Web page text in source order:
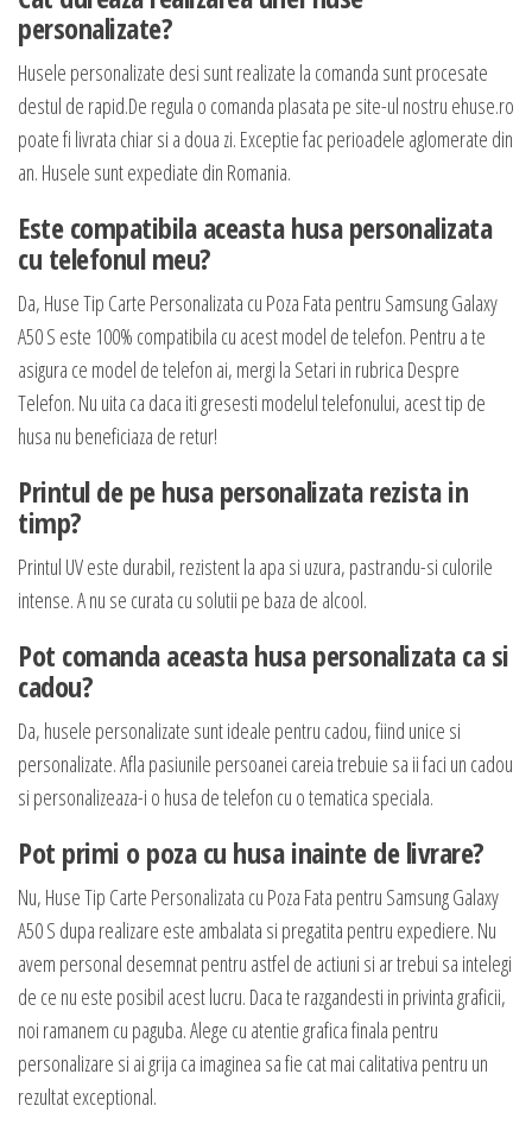
personalizate?
Husele personalizate desi sunt realizate la comanda sunt procesate
destul de rapid.De regula o comanda plasata pe site-ul nostru ehuse.ro
poate fi livrata chiar si a doua zi. Exceptie fac perioadele aglomerate din
an. Husele sunt expediate din Romania.
Este compatibila aceasta husa personalizata
cu telefonul meu?
Da, Huse Tip Carte Personalizata cu Poza Fata pentru Samsung Galaxy
A50 S este 100% compatibila cu acest model de telefon. Pentru a te
asigura ce model de telefon ai, mergi la Setari in rubrica Despre
Telefon. Nu uita ca daca iti gresesti modelul telefonului, acest tip de
husa nu beneficiaza de retur!
Printul de pe husa personalizata rezista in
timp?
Printul UV este durabil, rezistent la apa si uzura, pastrandu-si culorile
intense. A nu se curata cu solutii pe baza de alcool.
Pot comanda aceasta husa personalizata ca si
cadou?
Da, husele personalizate sunt ideale pentru cadou, fiind unice si
personalizate. Afla pasiunile persoanei careia trebuie sa ii faci un cadou
si personalizeaza-i o husa de telefon cu o tematica speciala.
Pot primi o poza cu husa inainte de livrare?
Nu, Huse Tip Carte Personalizata cu Poza Fata pentru Samsung Galaxy
A50 S dupa realizare este ambalata si pregatita pentru expediere. Nu
avem personal desemnat pentru astfel de actiuni si ar trebui sa intelegi
de ce nu este posibil acest lucru. Daca te razgandesti in privinta graficii,
noi ramanem cu paguba. Alege cu atentie grafica finala pentru
personalizare si ai grija ca imaginea sa fie cat mai calitativa pentru un
rezultat exceptional.